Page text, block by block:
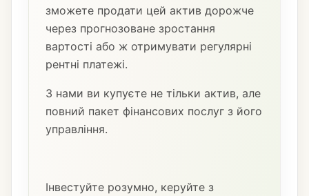
зможете продати цей актив дорожче
через прогнозоване зростання
вартості або ж отримувати регулярні
рентні платежі.
З нами ви купуєте не тільки актив, але
повний пакет фінансових послуг з його
управління.
Інвестуйте розумно, керуйте з